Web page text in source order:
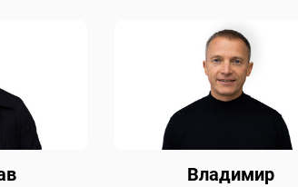
Владимир